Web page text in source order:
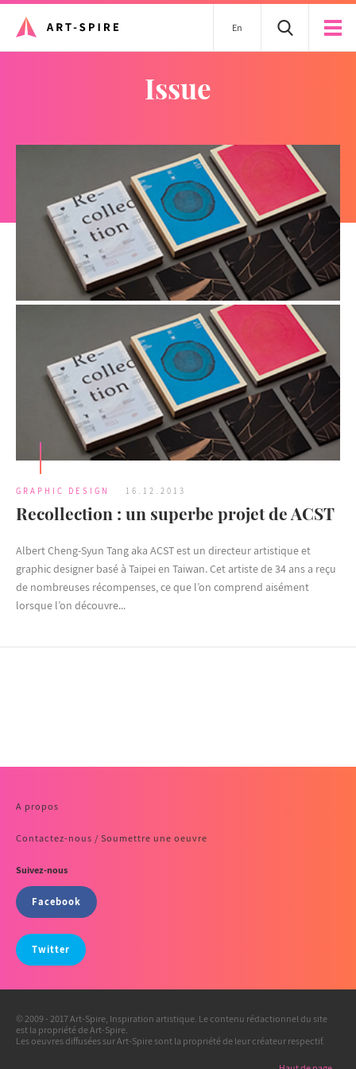
En
issue
GRAPHIC DESIGN 16.12.2013
Recollection : un superbe projet de ACST
Albert Cheng-Syun Tang aka ACST est un directeur artistique et
graphic designer basé à Taipei en Taiwan. Cet artiste de 34 ans a reçu
de nombreuses récompenses, ce que l’on comprend aisément
lorsque l’on découvre...
A propos
Contactez-nous / Soumettre une oeuvre
Suivez-nous
Facebook
Twitter
© 2009 - 2017 Art-Spire, Inspiration artistique. Le contenu rédactionnel du site
est la propriété de Art-Spire.
Les oeuvres diffusées sur Art-Spire sont la propriété de leur créateur respectif.